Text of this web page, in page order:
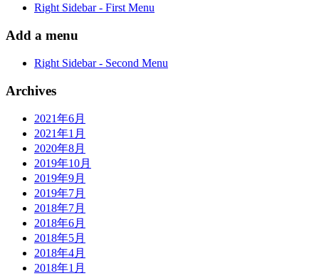
Right Sidebar - First Menu
Add a menu
Right Sidebar - Second Menu
Archives
2021年6月
2021年1月
2020年8月
2019年10月
2019年9月
2019年7月
2018年7月
2018年6月
2018年5月
2018年4月
2018年1月